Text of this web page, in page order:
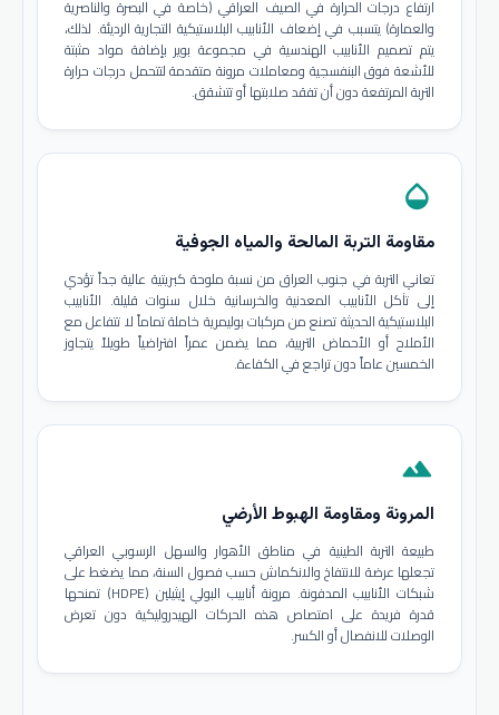
ارتفاع درجات الحرارة في الصيف العراقي (خاصة في البصرة والناصرية
والعمارة) يتسبب في إضعاف الأنابيب البلاستيكية التجارية الرديئة. لذلك،
يتم تصميم الأنابيب الهندسية في مجموعة بوير بإضافة مواد مثبتة
للأشعة فوق البنفسجية ومعاملات مرونة متقدمة لتتحمل درجات حرارة
التربة المرتفعة دون أن تفقد صلابتها أو تتشقق.
opacity
مقاومة التربة المالحة والمياه الجوفية
تعاني التربة في جنوب العراق من نسبة ملوحة كبريتية عالية جداً تؤدي
إلى تآكل الأنابيب المعدنية والخرسانية خلال سنوات قليلة. الأنابيب
البلاستيكية الحديثة تصنع من مركبات بوليمرية خاملة تماماً لا تتفاعل مع
الأملاح أو الأحماض التربية، مما يضمن عمراً افتراضياً طويلاً يتجاوز
الخمسين عاماً دون تراجع في الكفاءة.
terrain
المرونة ومقاومة الهبوط الأرضي
طبيعة التربة الطينية في مناطق الأهوار والسهل الرسوبي العراقي
تجعلها عرضة للانتفاخ والانكماش حسب فصول السنة، مما يضغط على
شبكات الأنابيب المدفونة. مرونة أنابيب البولي إيثيلين (HDPE) تمنحها
قدرة فريدة على امتصاص هذه الحركات الهيدروليكية دون تعرض
الوصلات للانفصال أو الكسر.